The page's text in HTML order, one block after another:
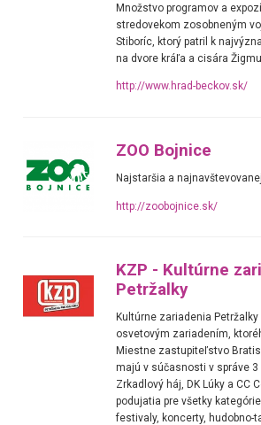
Množstvo programov a
stredovekom zosobneným
Stiboríc, ktorý patril k
na dvore kráľa a cisára
http://www.hrad-beckov.sk/
ZOO Bojnice
Najstaršia a
http://zoobojnice.sk/
KZP - Kultúrne
Petržalky
Kultúrne zariadenia
osvetovým zariadením,
Miestne zastupiteľstvo
majú v súčasnosti v správe 3
Zrkadlový háj, DK Lúky a CC
podujatia pre všetky
festivaly, koncerty, hudobno-